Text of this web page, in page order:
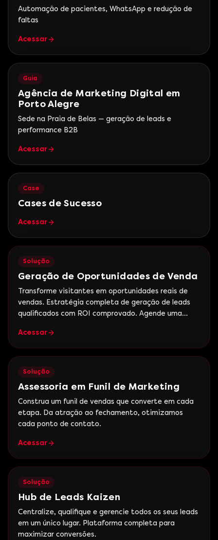
Automação de pacientes, WhatsApp e redução de
faltas
Acessar
Guia
Agência de Marketing Digital em
Porto Alegre
Sede na Praia de Belas — geração de leads e
performance B2B
Acessar
Case
Cases de Sucesso
Acessar
Solução
Geração de Oportunidades de Venda
Transforme visitantes em oportunidades reais de
vendas. Estratégia completa de geração de leads
qualificados com ROI comprovado. Agende uma
Acessar
Solução
Assessoria em Funil de Marketing
Construa um funil de vendas que converte em cada
etapa. Da atração ao fechamento, otimizamos
cada ponto de contato.
Acessar
Solução
Hub de Leads Kaizen
Centralize, qualifique e gerencie todos os seus leads
em um único lugar. Plataforma completa para
maximizar conversões.